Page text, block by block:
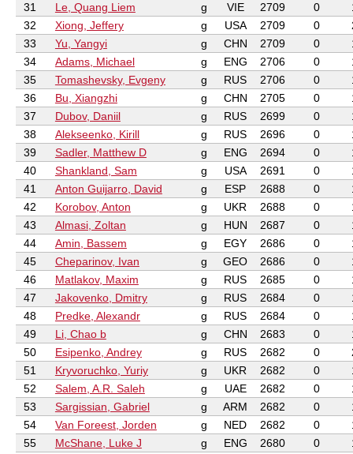
31
Le, Quang Liem g VIE 2709 0
32
Xiong, Jeffery g USA 2709 0
33
Yu, Yangyi g CHN 2709 0
34
Adams, Michael g ENG 2706 0
35
Tomashevsky, Evgeny g RUS 2706 0
36
Bu, Xiangzhi g CHN 2705 0
37
Dubov, Daniil g RUS 2699 0
38
Alekseenko, Kirill g RUS 2696 0
39
Sadler, Matthew D g ENG 2694 0
40
Shankland, Sam g USA 2691 0
41
Anton Guijarro, David g ESP 2688 0
42
Korobov, Anton g UKR 2688 0
43
Almasi, Zoltan g HUN 2687 0
44
Amin, Bassem g EGY 2686 0
45
Cheparinov, Ivan g GEO 2686 0
46
Matlakov, Maxim g RUS 2685 0
47
Jakovenko, Dmitry g RUS 2684 0
48
Predke, Alexandr g RUS 2684 0
49
Li, Chao b g CHN 2683 0
50
Esipenko, Andrey g RUS 2682 0
51
Kryvoruchko, Yuriy g UKR 2682 0
52
Salem, A.R. Saleh g UAE 2682 0
53
Sargissian, Gabriel g ARM 2682 0
54
Van Foreest, Jorden g NED 2682 0
55
McShane, Luke J g ENG 2680 0